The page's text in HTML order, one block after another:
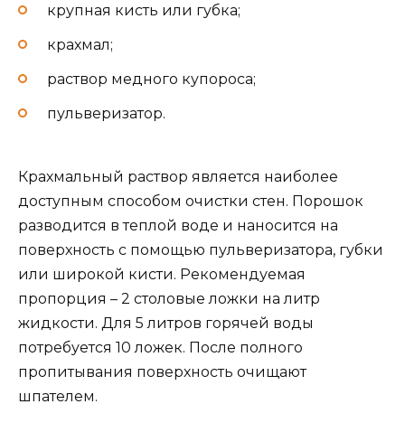
крупная кисть или губка;
крахмал;
раствор медного купороса;
пульверизатор.
Крахмальный раствор является наиболее
доступным способом очистки стен. Порошок
разводится в теплой воде и наносится на
поверхность с помощью пульверизатора, губки
или широкой кисти. Рекомендуемая
пропорция – 2 столовые ложки на литр
жидкости. Для 5 литров горячей воды
потребуется 10 ложек. После полного
пропитывания поверхность очищают
шпателем.